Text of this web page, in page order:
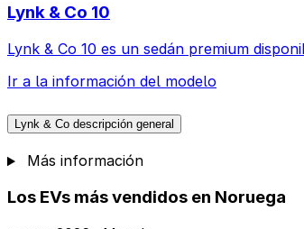
Lynk & Co 10
Lynk & Co 10 es un sedán premium
Ir a la información del modelo
Lynk & Co descripción general
Más información
Los EVs más vendidos en Noruega